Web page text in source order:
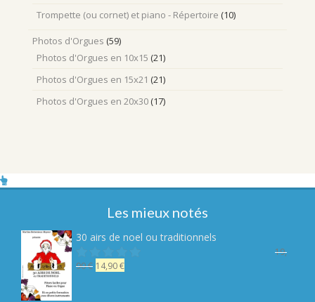
Trompette (ou cornet) et piano - Répertoire (10)
Photos d'Orgues (59)
Photos d'Orgues en 10x15 (21)
Photos d'Orgues en 15x21 (21)
Photos d'Orgues en 20x30 (17)
Les mieux notés
30 airs de noel ou traditionnels
19,
90€ Le
14,90€Le